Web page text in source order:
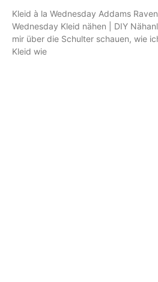
Kleid à la Wednesday Addams Raven
Wednesday Kleid nähen | DIY
mir über die Schulter schauen, wie
Kleid wie